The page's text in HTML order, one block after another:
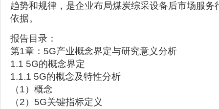
趋势和规律，是企业布局煤炭综采设备后市场服务
依据。
报告目录：
第1章：5G产业概念界定与研究意义分析
1.1 5G的概念界定
1.1.1 5G的概念及特性分析
（1）概念
（2）5G关键指标定义